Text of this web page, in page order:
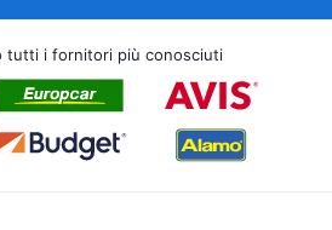
tutti i fornitori più conosciuti